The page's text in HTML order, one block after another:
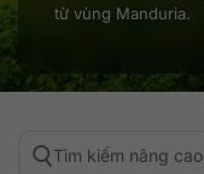
từ vùng Manduria.
Tìm kiếm nâng cao